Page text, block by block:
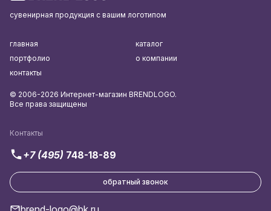
сувенирная продукция с вашим логотипом
Контакты
+7 (495) 748-18-89
обратный звонок
главная
каталог
портфолио
о компании
контакты
© 2006-2026 Интернет-магазин BRENDLOGO.
Все права защищены